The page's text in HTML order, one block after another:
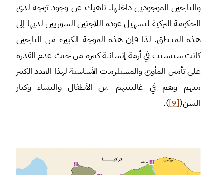
والنازحين الموجودين داخلها. ناهيك عن وجود توجه لدى
الحكومة التركية لتسهيل عودة اللاجئين السوريين لديها إلى
هذه المناطق. لذا فإن هذه الموجة الكبيرة من النازحين
كانت ستتسبب في أزمة إنسانية كبيرة من حيث عدم القدرة
على تأمين المأوى والمستلزمات الأساسية لهذا العدد الكبير
منهم وهم في غالبيتهم من الأطفال والنساء وكبار
السن([9]
).